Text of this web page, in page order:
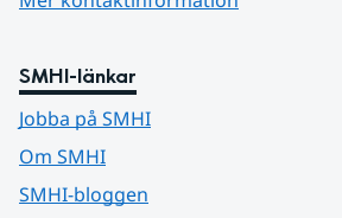
SMHI-länkar
Jobba på SMHI
Om SMHI
SMHI-bloggen